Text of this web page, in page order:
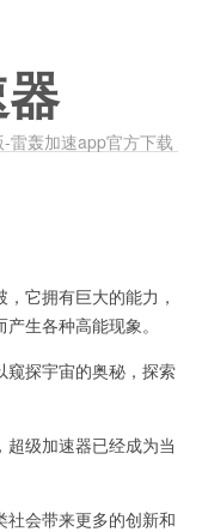
雷轰加速app官方下载
它拥有巨大的能力，
生各种高能现象。
探宇宙的奥秘，探索
级加速器已经成为当
会带来更多的创新和